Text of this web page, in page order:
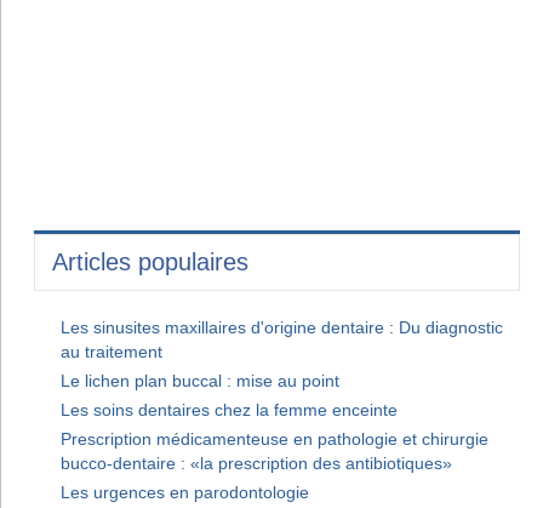
Articles populaires
Les sinusites maxillaires d'origine dentaire : Du diagnostic
au traitement
Le lichen plan buccal : mise au point
Les soins dentaires chez la femme enceinte
Prescription médicamenteuse en pathologie et chirurgie
bucco-dentaire : «la prescription des antibiotiques»
Les urgences en parodontologie